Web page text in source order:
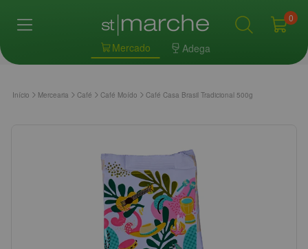
Mercado Adega
0
Início Mercearia Café Café Moído Café Casa Brasil Tradicional 500g